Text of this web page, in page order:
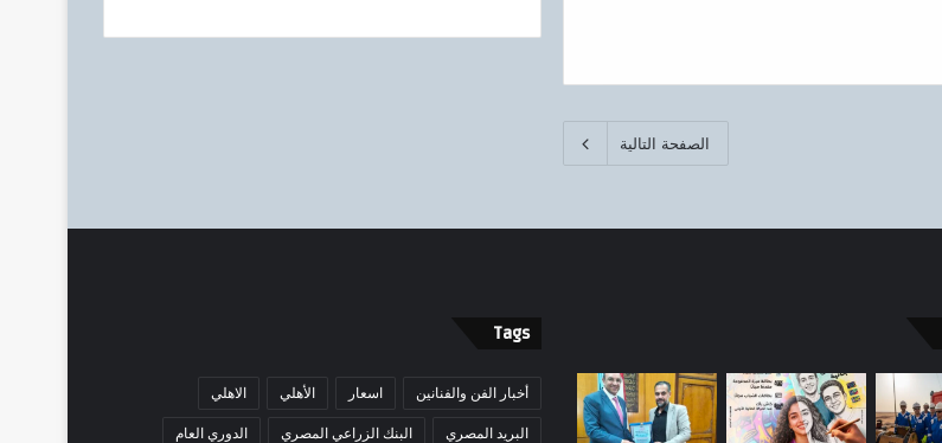
الصفحة التالية
Tags
أخبار الفن والفنانين اسعار الأهلي الاهلي
البريد المصري البنك الزراعي المصري الدوري العام